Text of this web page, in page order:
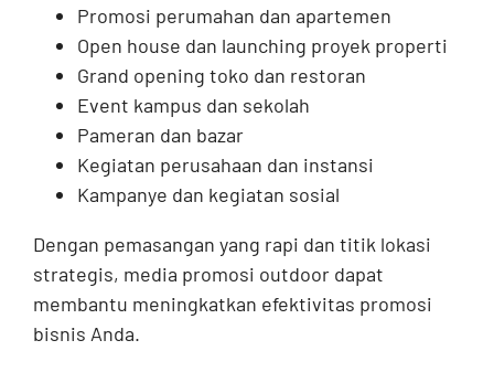
Promosi perumahan dan apartemen
Open house dan launching proyek properti
Grand opening toko dan restoran
Event kampus dan sekolah
Pameran dan bazar
Kegiatan perusahaan dan instansi
Kampanye dan kegiatan sosial
Dengan pemasangan yang rapi dan titik lokasi
strategis, media promosi outdoor dapat
membantu meningkatkan efektivitas promosi
bisnis Anda.